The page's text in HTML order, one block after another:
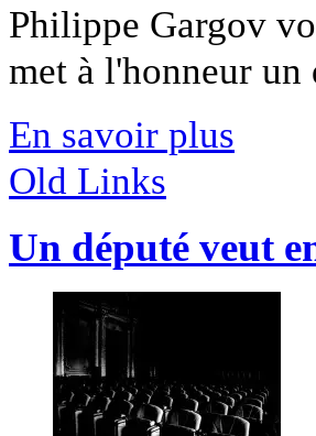
Philippe Gargov
met à l'honneur
En savoir plus
Old Links
Un député veut